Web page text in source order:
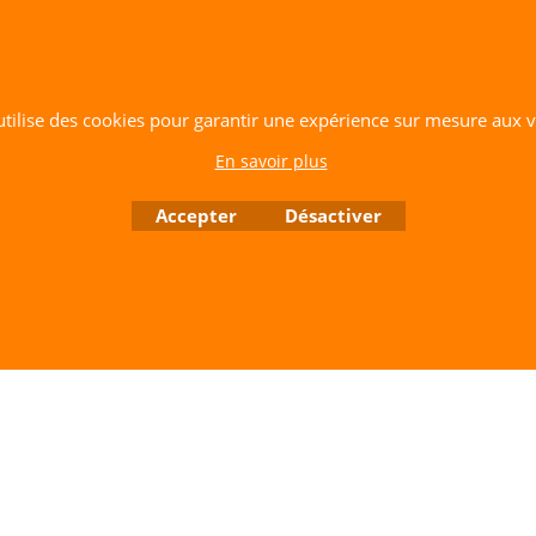
des cookies pour garantir une expérience sur mesure aux
En savoir plus
Accepter Désactiver